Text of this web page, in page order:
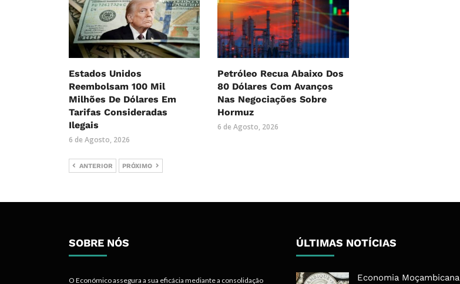
Estados Unidos
Reembolsam 100 Mil
Milhões De Dólares Em
Tarifas Consideradas
Ilegais
6 de Agosto, 2026
Petróleo Recua Abaixo Dos
80 Dólares Com Avanços
Nas Negociações Sobre
Hormuz
6 de Agosto, 2026
ANTERIOR PRÓXIMO
SOBRE NÓS
O Económico assegura a sua eficácia mediante a consolidação
ÚLTIMAS NOTÍCIAS
Economia Moçambicana